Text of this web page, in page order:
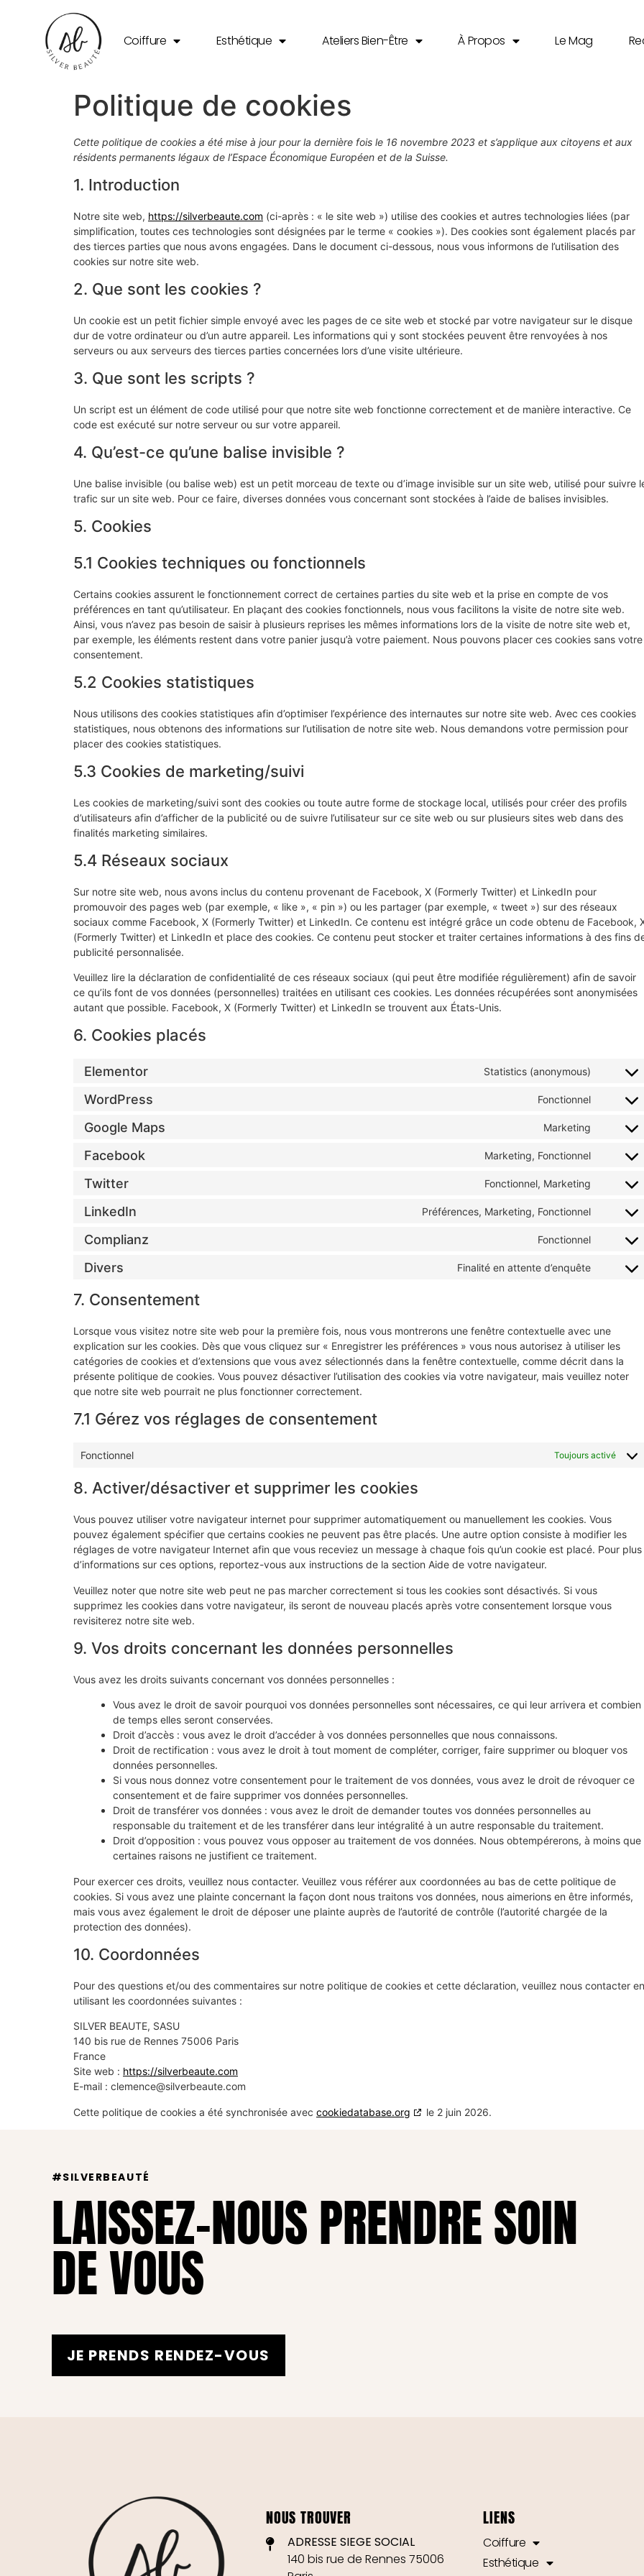
Coiffure Esthétique Ateliers Bien-Être À Propos Le Mag
Politique de cookies
Cette politique de cookies a été mise à jour pour la dernière fois le 16 novembre 2023 et s’applique aux citoyens et aux
résidents permanents légaux de l’Espace Économique Européen et de la Suisse.
1. Introduction
Notre site web, https://silverbeaute.com (ci-après : « le site web ») utilise des cookies et autres technologies liées (par
simplification, toutes ces technologies sont désignées par le terme « cookies »). Des cookies sont également placés par
des tierces parties que nous avons engagées. Dans le document ci-dessous, nous vous informons de l’utilisation des
cookies sur notre site web.
2. Que sont les cookies ?
Un cookie est un petit fichier simple envoyé avec les pages de ce site web et stocké par votre navigateur sur le disque
dur de votre ordinateur ou d’un autre appareil. Les informations qui y sont stockées peuvent être renvoyées à nos
serveurs ou aux serveurs des tierces parties concernées lors d’une visite ultérieure.
3. Que sont les scripts ?
Un script est un élément de code utilisé pour que notre site web fonctionne correctement et de manière interactive. Ce
code est exécuté sur notre serveur ou sur votre appareil.
4. Qu’est-ce qu’une balise invisible ?
Une balise invisible (ou balise web) est un petit morceau de texte ou d’image invisible sur un site web, utilisé pour suivre
trafic sur un site web. Pour ce faire, diverses données vous concernant sont stockées à l’aide de balises invisibles.
5. Cookies
5.1 Cookies techniques ou fonctionnels
Certains cookies assurent le fonctionnement correct de certaines parties du site web et la prise en compte de vos
préférences en tant qu’utilisateur. En plaçant des cookies fonctionnels, nous vous facilitons la visite de notre site web.
Ainsi, vous n’avez pas besoin de saisir à plusieurs reprises les mêmes informations lors de la visite de notre site web et,
par exemple, les éléments restent dans votre panier jusqu’à votre paiement. Nous pouvons placer ces cookies sans votre
consentement.
5.2 Cookies statistiques
Nous utilisons des cookies statistiques afin d’optimiser l’expérience des internautes sur notre site web. Avec ces cookies
statistiques, nous obtenons des informations sur l’utilisation de notre site web. Nous demandons votre permission pour
placer des cookies statistiques.
5.3 Cookies de marketing/suivi
Les cookies de marketing/suivi sont des cookies ou toute autre forme de stockage local, utilisés pour créer des profils
d’utilisateurs afin d’afficher de la publicité ou de suivre l’utilisateur sur ce site web ou sur plusieurs sites web dans des
finalités marketing similaires.
5.4 Réseaux sociaux
Sur notre site web, nous avons inclus du contenu provenant de Facebook, X (Formerly Twitter) et LinkedIn pour
promouvoir des pages web (par exemple, « like », « pin ») ou les partager (par exemple, « tweet ») sur des réseaux
sociaux comme Facebook, X (Formerly Twitter) et LinkedIn. Ce contenu est intégré grâce un code obtenu de Facebook,
(Formerly Twitter) et LinkedIn et place des cookies. Ce contenu peut stocker et traiter certaines informations à des fins
publicité personnalisée.
Veuillez lire la déclaration de confidentialité de ces réseaux sociaux (qui peut être modifiée régulièrement) afin de savoir
ce qu’ils font de vos données (personnelles) traitées en utilisant ces cookies. Les données récupérées sont anonymisées
autant que possible. Facebook, X (Formerly Twitter) et LinkedIn se trouvent aux États-Unis.
6. Cookies placés
Elementor Statistics (anonymous)
WordPress Fonctionnel
Google Maps Marketing
Facebook Marketing, Fonctionnel
Twitter Fonctionnel, Marketing
LinkedIn Préférences, Marketing, Fonctionnel
Complianz Fonctionnel
Divers Finalité en attente d’enquête
7. Consentement
Lorsque vous visitez notre site web pour la première fois, nous vous montrerons une fenêtre contextuelle avec une
explication sur les cookies. Dès que vous cliquez sur « Enregistrer les préférences » vous nous autorisez à utiliser les
catégories de cookies et d’extensions que vous avez sélectionnés dans la fenêtre contextuelle, comme décrit dans la
présente politique de cookies. Vous pouvez désactiver l’utilisation des cookies via votre navigateur, mais veuillez noter
que notre site web pourrait ne plus fonctionner correctement.
7.1 Gérez vos réglages de consentement
Fonctionnel Toujours activé
8. Activer/désactiver et supprimer les cookies
Vous pouvez utiliser votre navigateur internet pour supprimer automatiquement ou manuellement les cookies. Vous
pouvez également spécifier que certains cookies ne peuvent pas être placés. Une autre option consiste à modifier les
réglages de votre navigateur Internet afin que vous receviez un message à chaque fois qu’un cookie est placé. Pour plus
d’informations sur ces options, reportez-vous aux instructions de la section Aide de votre navigateur.
Veuillez noter que notre site web peut ne pas marcher correctement si tous les cookies sont désactivés. Si vous
supprimez les cookies dans votre navigateur, ils seront de nouveau placés après votre consentement lorsque vous
revisiterez notre site web.
9. Vos droits concernant les données personnelles
Vous avez les droits suivants concernant vos données personnelles :
Vous avez le droit de savoir pourquoi vos données personnelles sont nécessaires, ce qui leur arrivera et combien
de temps elles seront conservées.
Droit d’accès : vous avez le droit d’accéder à vos données personnelles que nous connaissons.
Droit de rectification : vous avez le droit à tout moment de compléter, corriger, faire supprimer ou bloquer vos
données personnelles.
Si vous nous donnez votre consentement pour le traitement de vos données, vous avez le droit de révoquer ce
consentement et de faire supprimer vos données personnelles.
Droit de transférer vos données : vous avez le droit de demander toutes vos données personnelles au
responsable du traitement et de les transférer dans leur intégralité à un autre responsable du traitement.
Droit d’opposition : vous pouvez vous opposer au traitement de vos données. Nous obtempérerons, à moins que
certaines raisons ne justifient ce traitement.
Pour exercer ces droits, veuillez nous contacter. Veuillez vous référer aux coordonnées au bas de cette politique de
cookies. Si vous avez une plainte concernant la façon dont nous traitons vos données, nous aimerions en être informés,
mais vous avez également le droit de déposer une plainte auprès de l’autorité de contrôle (l’autorité chargée de la
protection des données).
10. Coordonnées
Pour des questions et/ou des commentaires sur notre politique de cookies et cette déclaration, veuillez nous contacter en
utilisant les coordonnées suivantes :
SILVER BEAUTE, SASU
140 bis rue de Rennes 75006 Paris
France
Site web : https://silverbeaute.com
E-mail : clemence@silverbeaute.com
Cette politique de cookies a été synchronisée avec cookiedatabase.org le 2 juin 2026.
#SILVERBEAUTÉ
LAISSEZ-NOUS PRENDRE SOIN
DE VOUS
JE PRENDS RENDEZ-VOUS
NOUS TROUVER
ADRESSE SIEGE SOCIAL
140 bis rue de Rennes 75006
LIENS
Coiffure
Esthétique